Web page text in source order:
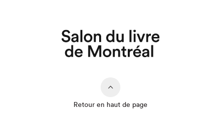
Retour en haut de page